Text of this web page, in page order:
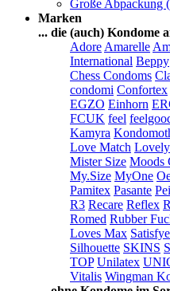
Große Abpackung
Marken
... die (auch) Kondome
Adore Amarelle
International Beppy
Chess Condoms
condomi Confortex
EGZO Einhorn
FCUK feel
Kamyra
Love Match
Mister Size Moods
My.Size MyOne
Pamitex Pasante
R3 Recare Reflex
Romed Rubber
Loves Max
Silhouette SKINS
TOP Unilatex
Vitalis Wingman